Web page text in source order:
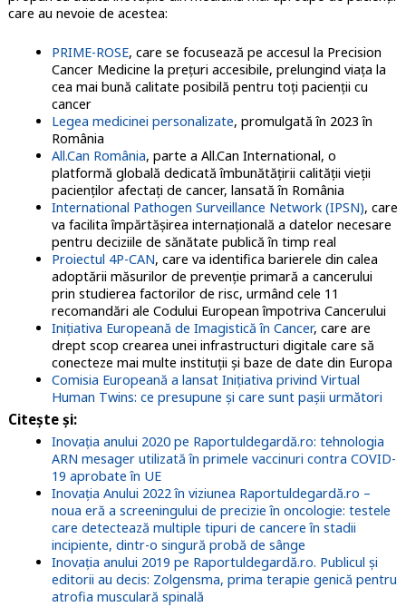
care au nevoie de acestea:
PRIME-ROSE, care se focusează pe accesul la Precision
Cancer Medicine la prețuri accesibile, prelungind viața la
cea mai bună calitate posibilă pentru toți pacienții cu
cancer
Legea medicinei personalizate, promulgată în 2023 în
România
All.Can România, parte a All.Can International, o
platformă globală dedicată îmbunătățirii calității vieții
pacienților afectați de cancer, lansată în România
International Pathogen Surveillance Network (IPSN), care
va facilita împărtășirea internațională a datelor necesare
pentru deciziile de sănătate publică în timp real
Proiectul 4P-CAN, care va identifica barierele din calea
adoptării măsurilor de prevenție primară a cancerului
prin studierea factorilor de risc, urmând cele 11
recomandări ale Codului European împotriva Cancerului
Inițiativa Europeană de Imagistică în Cancer, care are
drept scop crearea unei infrastructuri digitale care să
conecteze mai multe instituții și baze de date din Europa
Comisia Europeană a lansat Inițiativa privind Virtual
Human Twins: ce presupune și care sunt pașii următori
Citeşte şi:
Inovația anului 2020 pe Raportuldegardă.ro: tehnologia
ARN mesager utilizată în primele vaccinuri contra COVID-
19 aprobate în UE
Inovația Anului 2022 în viziunea Raportuldegardă.ro –
noua eră a screeningului de precizie în oncologie: testele
care detectează multiple tipuri de cancere în stadii
incipiente, dintr-o singură probă de sânge
Inovația anului 2019 pe Raportuldegardă.ro. Publicul și
editorii au decis: Zolgensma, prima terapie genică pentru
atrofia musculară spinală